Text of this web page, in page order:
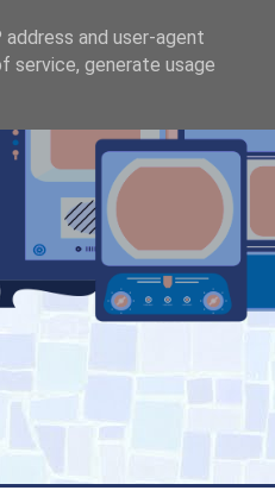
and user-agent
service, generate usage